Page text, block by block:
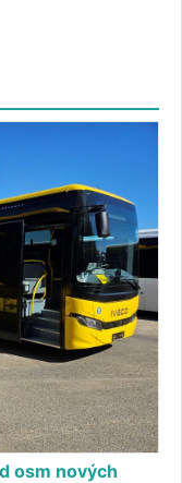
osm nových